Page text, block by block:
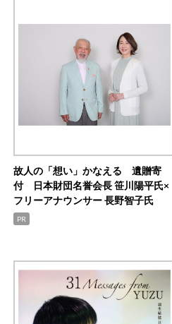
故人の「想い」かなえる 遺贈寄
付 日本財団名誉会長 笹川陽平氏×
フリーアナウンサー 長野智子氏
PR